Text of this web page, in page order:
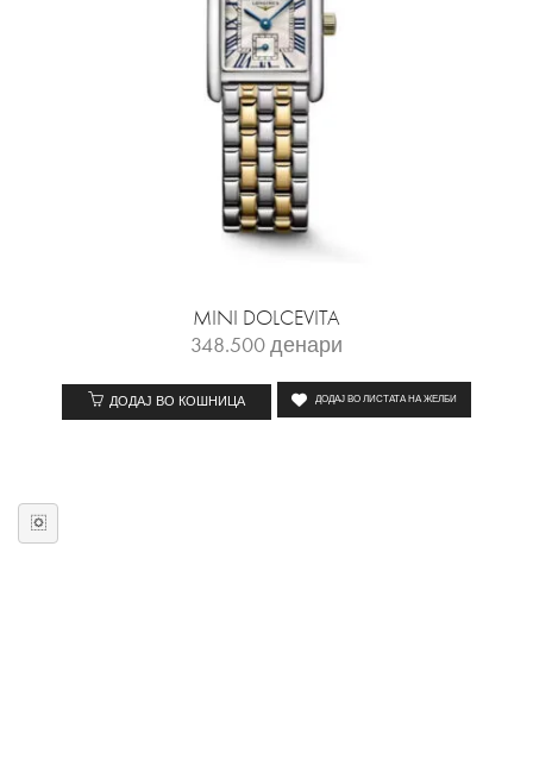
MINI DOLCEVITA
348.500денари
ДОДАЈ ВО КОШНИЦА ДОДАЈ ВО ЛИСТАТА НА ЖЕЛБИ